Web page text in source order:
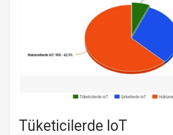
Tüketicilerde IoT